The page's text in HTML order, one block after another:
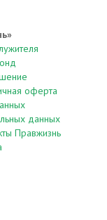
оферта
данных
Правжизнь